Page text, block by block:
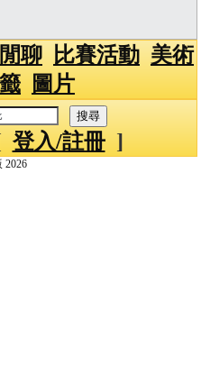
聊 比賽活動 美術
圖片
登入/註冊]
2026